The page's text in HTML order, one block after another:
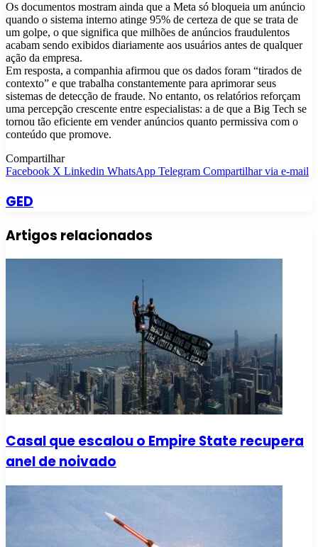
Os documentos mostram ainda que a Meta só bloqueia um anúncio
quando o sistema interno atinge 95% de certeza de que se trata de
um golpe, o que significa que milhões de anúncios fraudulentos
acabam sendo exibidos diariamente aos usuários antes de qualquer
ação da empresa.
Em resposta, a companhia afirmou que os dados foram “tirados de
contexto” e que trabalha constantemente para aprimorar seus
sistemas de detecção de fraude. No entanto, os relatórios reforçam
uma percepção crescente entre especialistas: a de que a Big Tech se
tornou tão eficiente em vender anúncios quanto permissiva com o
conteúdo que promove.
Compartilhar
Facebook X Linkedin WhatsApp Telegram Compartilhar via e-mail
GED
Artigos relacionados
Casal que escalou o Empire State recupera
anel de noivado